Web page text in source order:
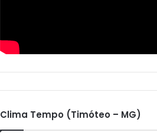
Clima Tempo (Timóteo – MG)